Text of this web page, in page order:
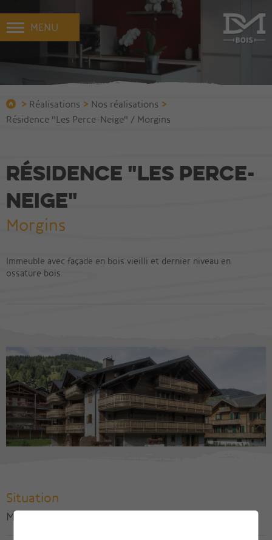
MENU
> Réalisations > Nos réalisations >
Résidence "Les Perce-Neige" / Morgins
Résidence "Les Perce-
Neige"
Morgins
Immeuble avec façade en bois vieilli et dernier niveau en
ossature bois.
Situation
Morgins, Commune de Troistorrents / VS